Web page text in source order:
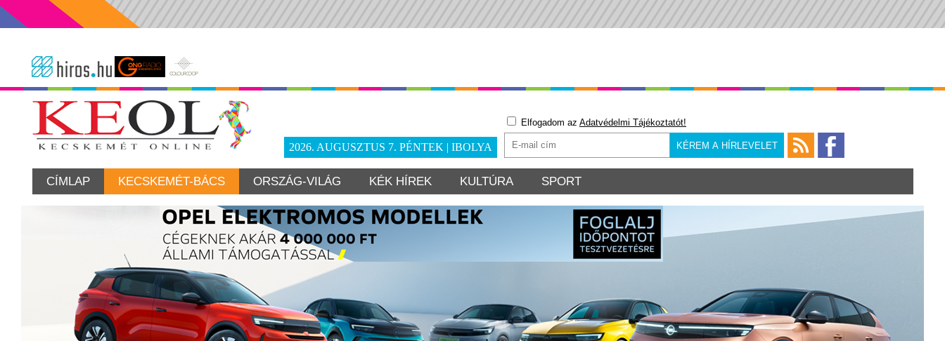
2026. AUGUSZTUS 7. PÉNTEK | IBOLYA
Elfogadom az Adatvédelmi Tájékoztatót!
CÍMLAP KECSKEMÉT-BÁCS ORSZÁG-VILÁG KÉK HÍREK KULTÚRA SPORT